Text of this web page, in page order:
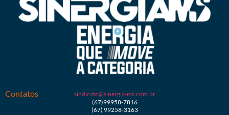
Contatos
sindicato@sinergia-ms.com.br
(67)99958-7816
(67) 99258-3163